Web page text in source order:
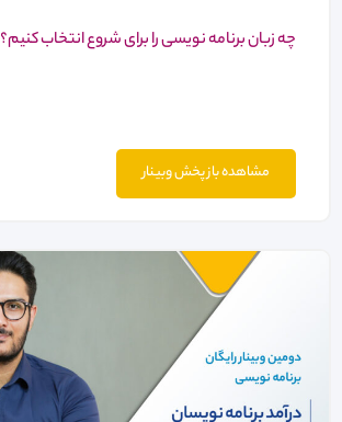
چه زبان برنامه نویسی را برای شروع انتخاب کنیم؟
مشاهده باز پخش وبینار